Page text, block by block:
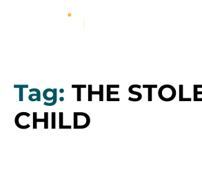
Tag: THE
CHILD